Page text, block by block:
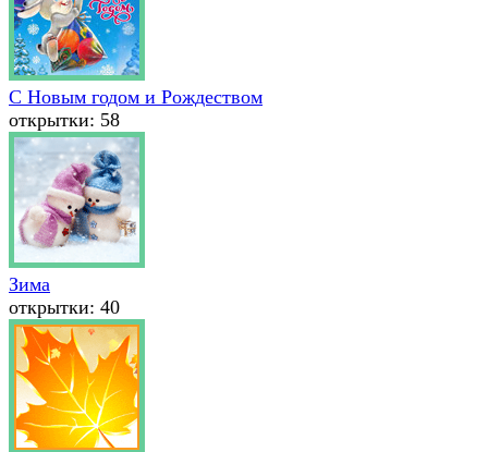
С Новым годом и Рождеством
открытки: 58
Зима
открытки: 40